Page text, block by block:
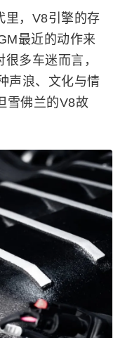
里，V8引擎的存
最近的动作来
多车迷而言，
声浪、文化与情
雪佛兰的V8故